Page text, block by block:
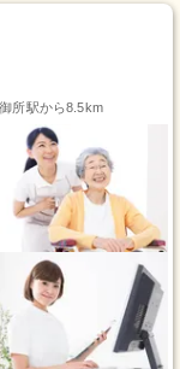
所駅から8.5km